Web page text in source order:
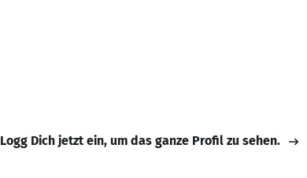
Logg Dich jetzt ein, um das ganze Profil zu sehen.